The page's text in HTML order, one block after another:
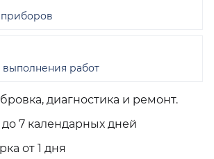
диагностика и ремонт.
7 календарных дней
от 1 дня
работ